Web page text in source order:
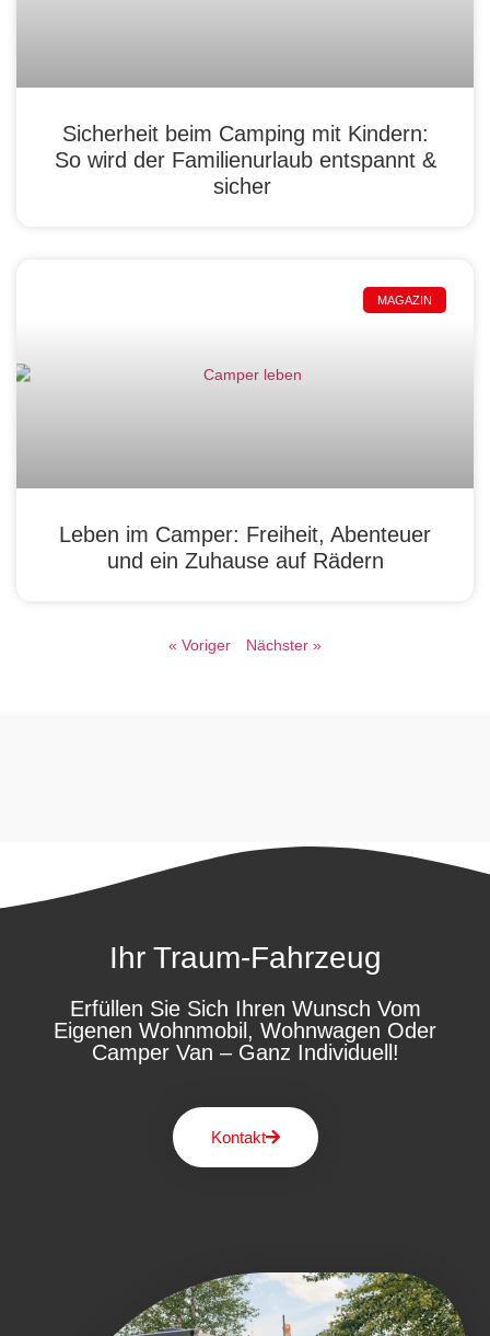
Sicherheit beim Camping mit Kindern:
So wird der Familienurlaub entspannt &
sicher
MAGAZIN
Leben im Camper: Freiheit, Abenteuer
und ein Zuhause auf Rädern
« Voriger Nächster »
Ihr Traum-Fahrzeug
Erfüllen Sie Sich Ihren Wunsch Vom
Eigenen Wohnmobil, Wohnwagen Oder
Camper Van – Ganz Individuell!
Kontakt